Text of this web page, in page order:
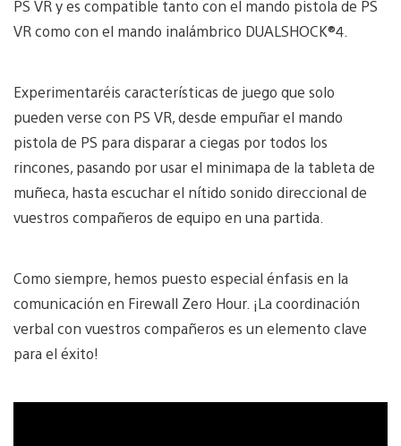
PS VR y es compatible tanto con el mando pistola de PS
VR como con el mando inalámbrico DUALSHOCK®4.
Experimentaréis características de juego que solo
pueden verse con PS VR, desde empuñar el mando
pistola de PS para disparar a ciegas por todos los
rincones, pasando por usar el minimapa de la tableta de
muñeca, hasta escuchar el nítido sonido direccional de
vuestros compañeros de equipo en una partida.
Como siempre, hemos puesto especial énfasis en la
comunicación en Firewall Zero Hour. ¡La coordinación
verbal con vuestros compañeros es un elemento clave
para el éxito!